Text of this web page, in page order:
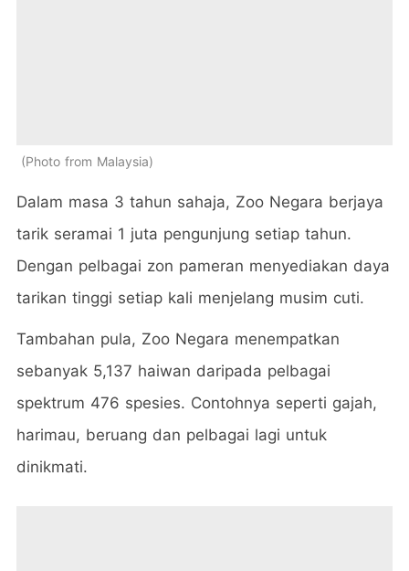
Photo from Malaysia
Dalam masa 3 tahun sahaja, Zoo Negara berjaya
tarik seramai 1 juta pengunjung setiap tahun.
Dengan pelbagai zon pameran menyediakan daya
tarikan tinggi setiap kali menjelang musim cuti.
Tambahan pula, Zoo Negara menempatkan
sebanyak 5,137 haiwan daripada pelbagai
spektrum 476 spesies. Contohnya seperti gajah,
harimau, beruang dan pelbagai lagi untuk
dinikmati.